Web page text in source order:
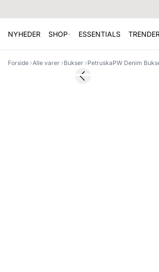
NYHEDER SHOP ESSENTIALS
Forside Alle varer Bukser
PetruskaPW Denim
SALEPrevious slide